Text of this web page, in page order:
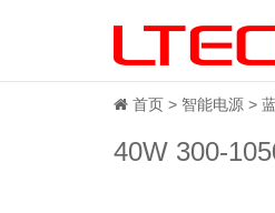
首页 智能电源
40W 300-